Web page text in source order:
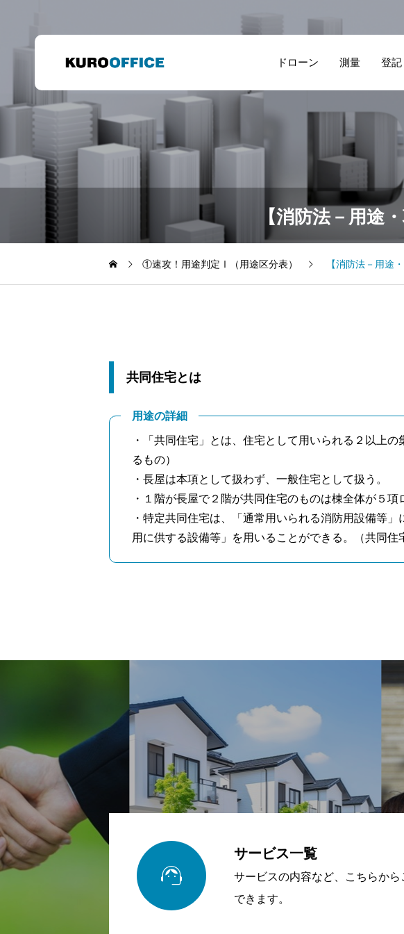
ドローン 測量 登記
【消防法－用途
①速攻！用途判定Ⅰ（用途区分表） 【消防法－用途
共同住宅とは
用途の詳細
・「共同住宅」とは、住宅として用いられる２以上
るもの）
・長屋は本項として扱わず、一般住宅として扱う。
・１階が長屋で２階が共同住宅のものは棟全体が５項
・特定共同住宅は、「通常用いられる消防用設備等
用に供する設備等」を用いることができる。（共同住

サービス一覧
サービスの内容など、こちらから
できます。